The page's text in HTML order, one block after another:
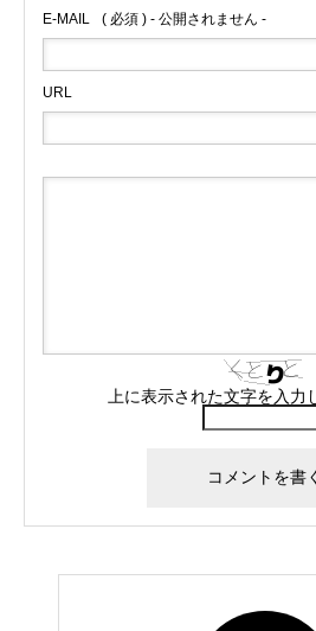
E-MAIL ( 必須 ) - 公開されません -
URL
上に表示された文字を入力